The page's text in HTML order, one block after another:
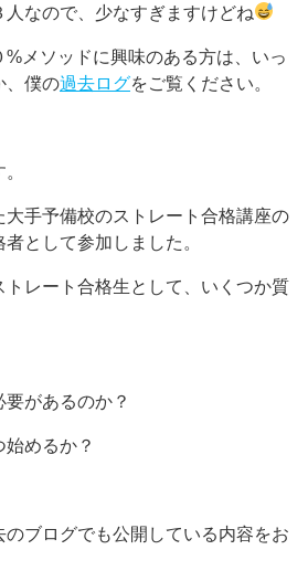
人なので、少なすぎますけどね
%メソッドに興味のある方は、いっ
、僕の過去ログをご覧ください。
大手予備校のストレート合格講座の
として参加しました。
レート合格生として、いくつか質
があるのか？
めるか？
ブログでも公開している内容をお